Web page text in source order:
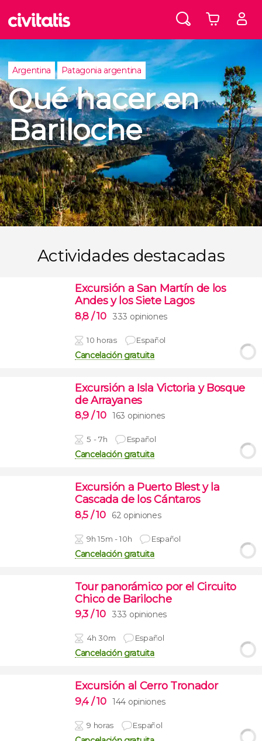
Argentina Patagonia argentina
Qué hacer en
Bariloche
Actividades destacadas
Excursión a San Martín de los
Andes y los Siete Lagos
8,8 / 10 333 opiniones
10 horas Español
Cancelación gratuita
Excursión a Isla Victoria y Bosque
de Arrayanes
8,9 / 10 163 opiniones
5 - 7h Español
Cancelación gratuita
Excursión a Puerto Blest y la
Cascada de los Cántaros
8,5 / 10 62 opiniones
9h 15m - 10h Español
Cancelación gratuita
Tour panorámico por el Circuito
Chico de Bariloche
9,3 / 10 333 opiniones
4h 30m Español
Cancelación gratuita
Excursión al Cerro Tronador
9,4 / 10 144 opiniones
9 horas Español